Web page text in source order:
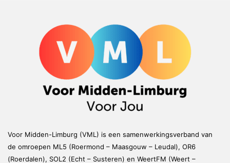
Voor Midden-Limburg (VML) is een samenwerkingsverband van
de omroepen ML5 (Roermond – Maasgouw – Leudal), OR6
(Roerdalen), SOL2 (Echt – Susteren) en WeertFM (Weert –